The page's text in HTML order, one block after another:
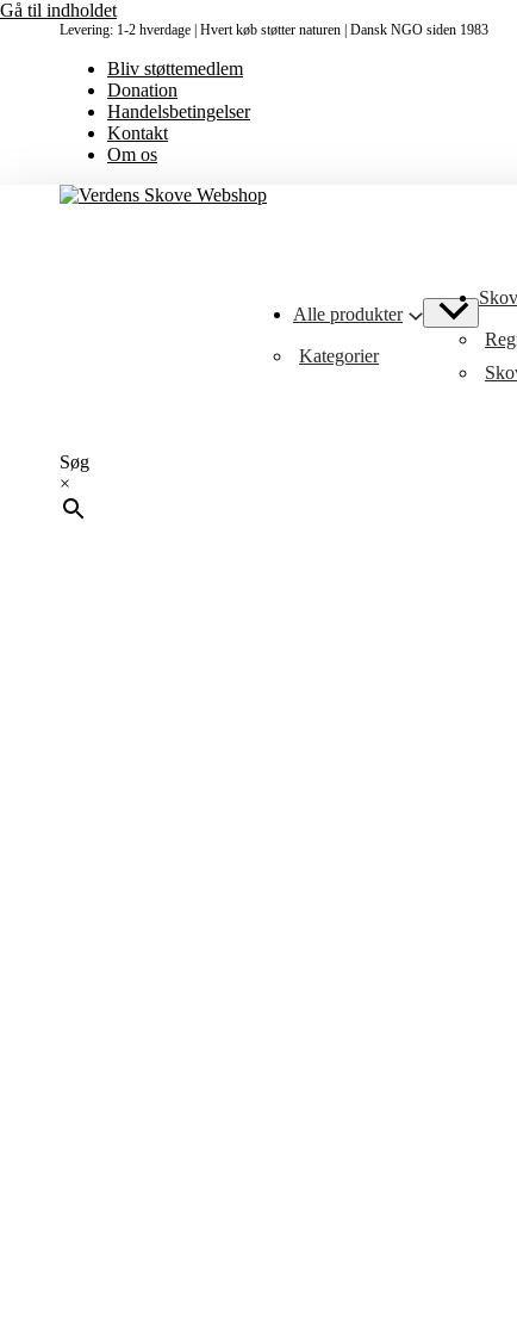
Gå til indholdet
Levering: 1-2 hverdage | Hvert køb støtter naturen | Dansk NGO siden 1983
Bliv støttemedlem
Donation
Handelsbetingelser
Kontakt
Om os
Alle produkter
Kategorier
Søg
×